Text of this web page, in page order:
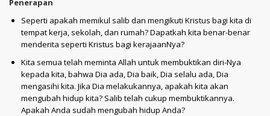
Penerapan
Seperti apakah memikul salib dan mengikuti Kristus bagi kita di
tempat kerja, sekolah, dan rumah? Dapatkah kita benar-benar
menderita seperti Kristus bagi kerajaanNya?
Kita semua telah meminta Allah untuk membuktikan diri-Nya
kepada kita, bahwa Dia ada, Dia baik, Dia selalu ada, Dia
mengasihi kita. Jika Dia melakukannya, apakah kita akan
mengubah hidup kita? Salib telah cukup membuktikannya.
Apakah Anda sudah mengubah hidup Anda?